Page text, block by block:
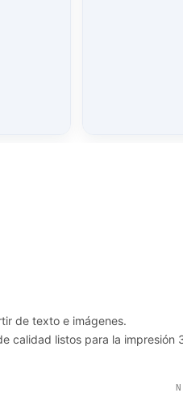
de texto e imágenes.
calidad listos para la impresión